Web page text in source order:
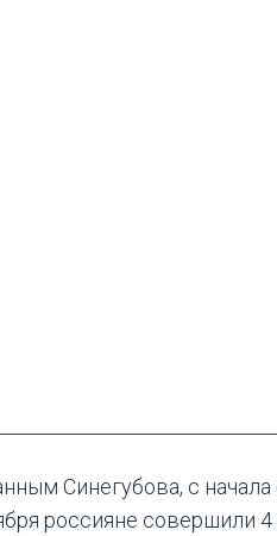
Синегубова, с начала
россияне совершили 4